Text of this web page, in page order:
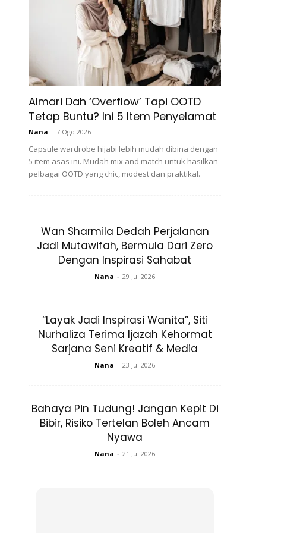
Almari Dah ‘Overflow’ Tapi OOTD
Tetap Buntu? Ini 5 Item Penyelamat
Nana - 7 Ogo 2026
Capsule wardrobe hijabi lebih mudah dibina dengan
5 item asas ini. Mudah mix and match untuk hasilkan
pelbagai OOTD yang chic, modest dan praktikal.
Wan Sharmila Dedah Perjalanan
Jadi Mutawifah, Bermula Dari Zero
Dengan Inspirasi Sahabat
Nana - 29 Jul 2026
“Layak Jadi Inspirasi Wanita”, Siti
Nurhaliza Terima Ijazah Kehormat
Sarjana Seni Kreatif & Media
Nana - 23 Jul 2026
Bahaya Pin Tudung! Jangan Kepit Di
Bibir, Risiko Tertelan Boleh Ancam
Nyawa
Nana - 21 Jul 2026